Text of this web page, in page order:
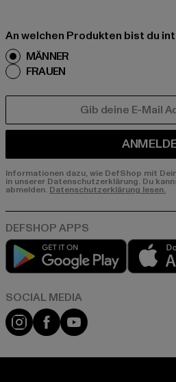
An welchen Produkten bist du
MÄNNER
FRAUEN
Informationen dazu, wie DefShop mit
in unserer Datenschutzerklärung. Du
abmelden. Datenschutzerklärung lesen.
Play
Instagram
FacebookYouTube